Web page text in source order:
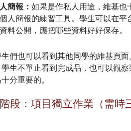
簡報： 如果是作私人用途，維基也
人簡報的練習工具。學生可以在平
料公開，應把哪些資料好好保存。
們也可以看到其他同學的維基頁
生不單止看到完成品，也可以觀
分重要的。
段：項目獨立作業（需時